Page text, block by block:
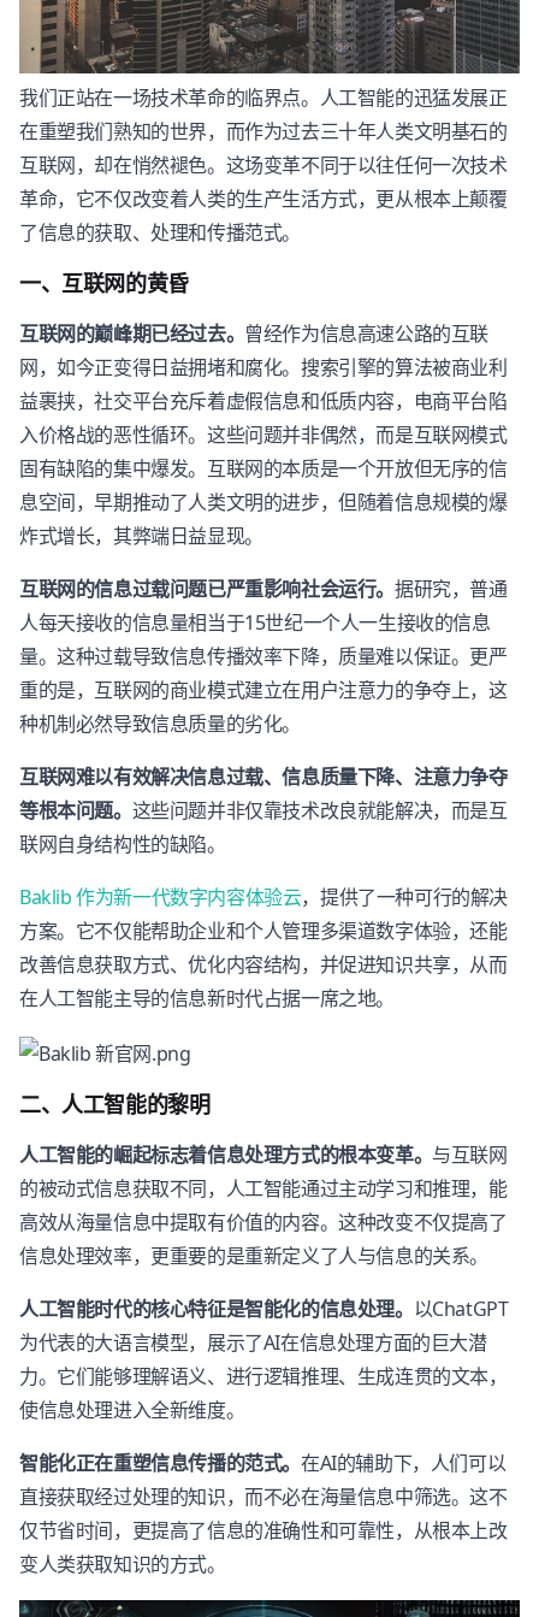
我们正站在一场技术革命的临界点。人工智能的迅猛发展正
在重塑我们熟知的世界，而作为过去三十年人类文明基石的
互联网，却在悄然褪色。这场变革不同于以往任何一次技术
革命，它不仅改变着人类的生产生活方式，更从根本上颠覆
了信息的获取、处理和传播范式。
一、互联网的黄昏
互联网的巅峰期已经过去。 曾经作为信息高速公路的互联
网，如今正变得日益拥堵和腐化。搜索引擎的算法被商业利
益裹挟，社交平台充斥着虚假信息和低质内容，电商平台陷
入价格战的恶性循环。这些问题并非偶然，而是互联网模式
固有缺陷的集中爆发。互联网的本质是一个开放但无序的信
息空间，早期推动了人类文明的进步，但随着信息规模的爆
炸式增长，其弊端日益显现。
互联网的信息过载问题已严重影响社会运行。 据研究，普通
人每天接收的信息量相当于15世纪一个人一生接收的信息
量。这种过载导致信息传播效率下降，质量难以保证。更严
重的是，互联网的商业模式建立在用户注意力的争夺上，这
种机制必然导致信息质量的劣化。
互联网难以有效解决信息过载、信息质量下降、注意力争夺
等根本问题。 这些问题并非仅靠技术改良就能解决，而是互
联网自身结构性的缺陷。
Baklib 作为新一代数字内容体验云，提供了一种可行的解决
方案。它不仅能帮助企业和个人管理多渠道数字体验，还能
改善信息获取方式、优化内容结构，并促进知识共享，从而
在人工智能主导的信息新时代占据一席之地。
二、人工智能的黎明
人工智能的崛起标志着信息处理方式的根本变革。 与互联网
的被动式信息获取不同，人工智能通过主动学习和推理，能
高效从海量信息中提取有价值的内容。这种改变不仅提高了
信息处理效率，更重要的是重新定义了人与信息的关系。
人工智能时代的核心特征是智能化的信息处理。 以ChatGPT
为代表的大语言模型，展示了AI在信息处理方面的巨大潜
力。它们能够理解语义、进行逻辑推理、生成连贯的文本，
使信息处理进入全新维度。
智能化正在重塑信息传播的范式。 在AI的辅助下，人们可以
直接获取经过处理的知识，而不必在海量信息中筛选。这不
仅节省时间，更提高了信息的准确性和可靠性，从根本上改
变人类获取知识的方式。